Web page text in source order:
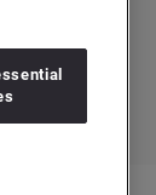
Group Ltd, 7th